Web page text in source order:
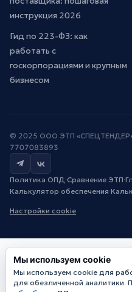
инструкция 2026
Гид по 223-ФЗ: как
работать с
госкорпорациями и крупным
бизнесом
© 2025 ООО ЭТП «СПЕЦТЕНДЕР»
7707083893
Политика ОПД·Сравнение ЭТП·
Калькулятор обеспечения·
Настройки cookie
Мы используем cookie
Мы используем cookie для
для обезличенной аналитики.